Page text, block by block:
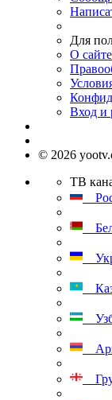
Для
О сайте
Вход и
© 2026
ТВ